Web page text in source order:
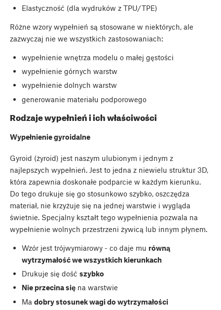
Elastyczność (dla wydruków z TPU/TPE)
Różne wzory wypełnień są stosowane w niektórych, ale
zazwyczaj nie we wszystkich zastosowaniach:
wypełnienie wnętrza modelu o małej gęstości
wypełnienie górnych warstw
wypełnienie dolnych warstw
generowanie materiału podporowego
Rodzaje wypełnień i ich właściwości
Wypełnienie gyroidalne
Gyroid (żyroid) jest naszym ulubionym i jednym z
najlepszych wypełnień. Jest to jedna z niewielu struktur 3D,
która zapewnia doskonałe podparcie w każdym kierunku.
Do tego drukuje się go stosunkowo szybko, oszczędza
materiał, nie krzyżuje się na jednej warstwie i wygląda
świetnie. Specjalny kształt tego wypełnienia pozwala na
wypełnienie wolnych przestrzeni żywicą lub innym płynem.
Wzór jest trójwymiarowy - co daje mu równą
wytrzymałość we wszystkich kierunkach
Drukuje się dość szybko
Nie przecina sięna warstwie
Ma dobry stosunek wagi do wytrzymałości